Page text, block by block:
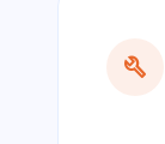
build